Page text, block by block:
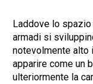
Laddove lo
armadi si
notevolmente alto
apparire come un
ulteriormente la